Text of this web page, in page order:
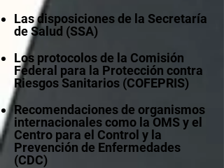
Las disposiciones de la Secretaría
de Salud (SSA)
Los protocolos de la Comisión
Federal para la Protección contra
Riesgos Sanitarios (COFEPRIS)
Recomendaciones de organismos
internacionales como la OMS y el
Centro para el Control y la
Prevención de Enfermedades
(CDC)